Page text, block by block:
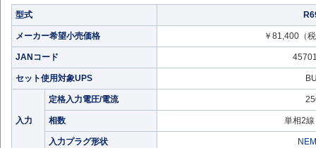
型式
メーカー希望小売価格 ￥81,400（
JANコード
セット使用対象UPS
入力
定格入力電圧/電流
相数 単相2
入力プラグ形状